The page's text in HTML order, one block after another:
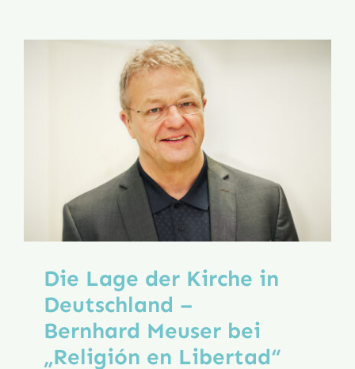
Die Lage der Kirche in
Deutschland –
Bernhard Meuser bei
„Religión en Libertad“